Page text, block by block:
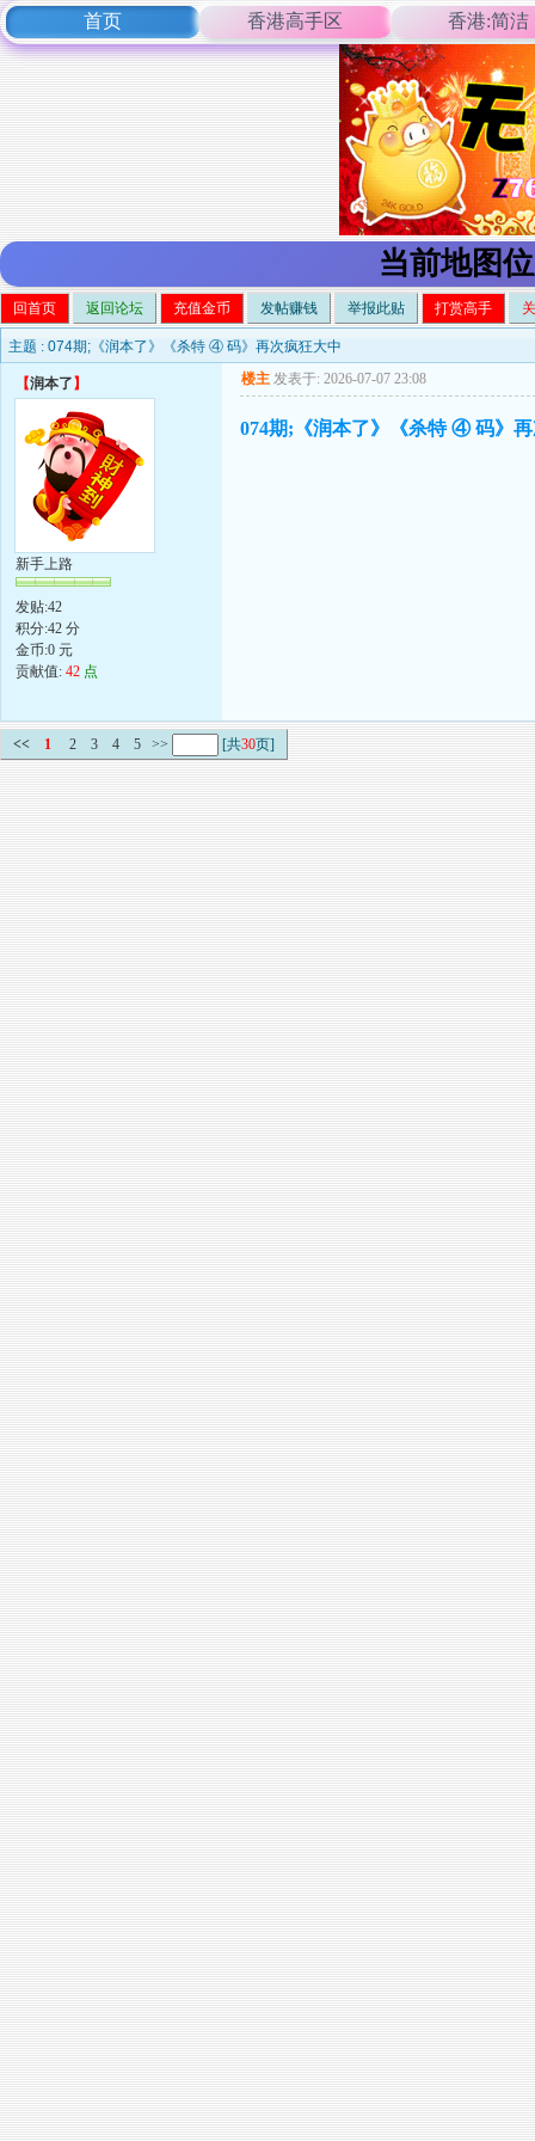
首页 香港高手区 香港:简洁
当前地图
回首页 返回论坛 充值金币 发帖赚钱 举报此贴 打赏高手
主题 : 074期;《润本了》《杀特 ④ 码》再次疯狂大中
【润本了 】
新手上路
发贴:42
积分:42 分
金币:0 元
贡献值: 42 点
楼主 发表于: 2026-07-07 23:08
074期;《润本了》《杀特 ④ 码》
<< 1 2 3 4 5 >> [共30页]